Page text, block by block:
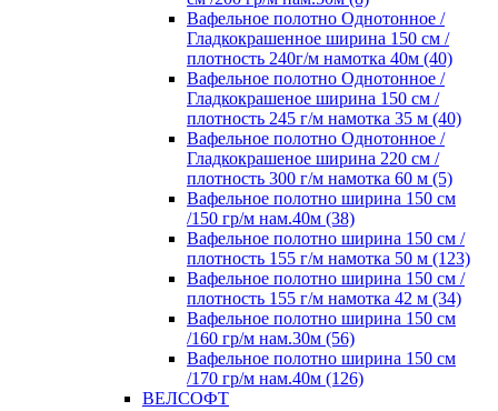
Вафельное полотно Однотонное /
Гладкокрашенное ширина 150 см /
плотность 240г/м намотка 40м (40)
Вафельное полотно Однотонное /
Гладкокрашеное ширина 150 см /
плотность 245 г/м намотка 35 м (40)
Вафельное полотно Однотонное /
Гладкокрашеное ширина 220 см /
плотность 300 г/м намотка 60 м (5)
Вафельное полотно ширина 150 см
/150 гр/м нам.40м (38)
Вафельное полотно ширина 150 см /
плотность 155 г/м намотка 50 м (123)
Вафельное полотно ширина 150 см /
плотность 155 г/м намотка 42 м (34)
Вафельное полотно ширина 150 см
/160 гр/м нам.30м (56)
Вафельное полотно ширина 150 см
/170 гр/м нам.40м (126)
ВЕЛСОФТ